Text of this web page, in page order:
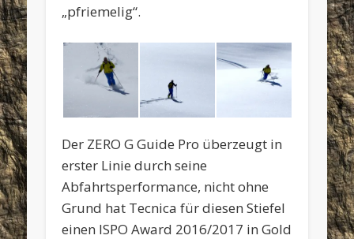
„pfriemelig“.
Der ZERO G Guide Pro überzeugt in
erster Linie durch seine
Abfahrtsperformance, nicht ohne
Grund hat Tecnica für diesen Stiefel
einen ISPO Award 2016/2017 in Gold